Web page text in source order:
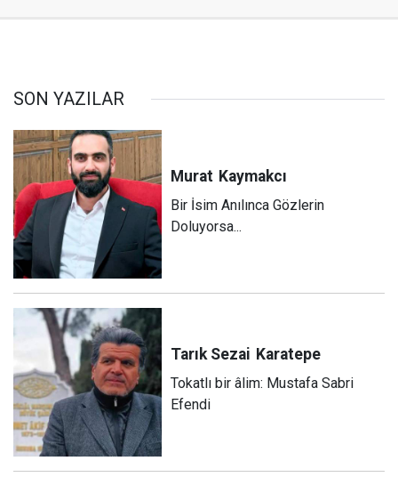
SON YAZILAR
Murat Kaymakcı
Bir İsim Anılınca Gözlerin
Doluyorsa...
Tarık Sezai Karatepe
Tokatlı bir âlim: Mustafa Sabri
Efendi